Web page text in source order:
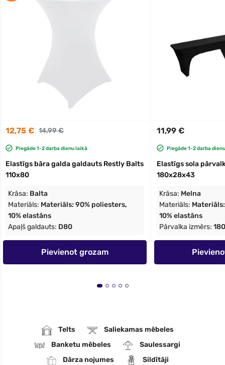
12,75 € 14,99 €
Piegāde 1-2 darba dienu laikā
Elastīgs bāra galda galdauts Restly Balts
110x80
Krāsa: Balta
Materiāls: Materiāls: 90% poliesters,
10% elastāns
Apaļš galdauts: D80
Pievienot grozam
11,99 €
Piegāde 1-2 darba
Elastīgs sola
180x28x43
Krāsa: Melna
Materiāls:
10% elastāns
Pārvalka izmērs:
Telts
Saliekamas mēbeles
Banketu mēbeles
Saulessargi
Dārza nojumes
Sildītāji